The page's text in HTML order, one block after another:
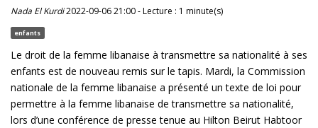
Nada El Kurdi2022-09-06 21:00 - Lecture : 1 minute(s)
enfants
Le droit de la femme libanaise à transmettre sa nationalité à ses
enfants est de nouveau remis sur le tapis. Mardi, la Commission
nationale de la femme libanaise a présenté un texte de loi pour
permettre à la femme libanaise de transmettre sa nationalité,
lors d’une conférence de presse tenue au Hilton Beirut Habtoor